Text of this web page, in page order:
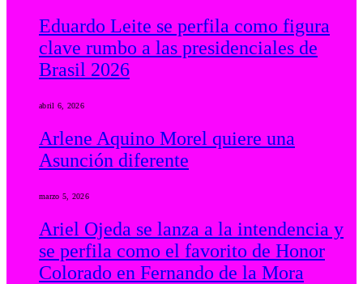
Eduardo Leite se perfila como figura
clave rumbo a las presidenciales de
Brasil 2026
abril 6, 2026
Arlene Aquino Morel quiere una
Asunción diferente
marzo 5, 2026
Ariel Ojeda se lanza a la intendencia y
se perfila como el favorito de Honor
Colorado en Fernando de la Mora